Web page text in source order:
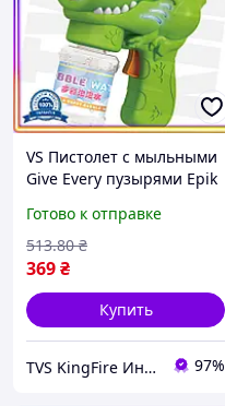
VS Пистолет с мыльными
Give Every пузырями Epik
для создания пузырей
антистрес 32T8_V1
Готово к отправке
369₴
513.80 ₴
Купить
TVS KingFire Интернет магазин 97%